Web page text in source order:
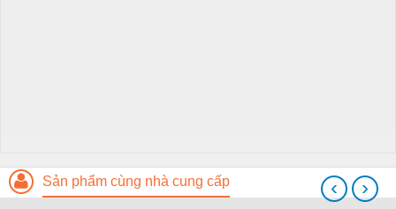
Sản phẩm cùng nhà cung cấp ‹ ›